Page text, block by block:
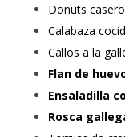
Donuts
Calabaza
Callos a la
Flan de
Ensaladilla
Rosca